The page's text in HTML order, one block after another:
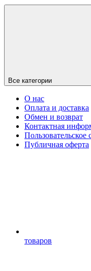
Все категории
О нас
Оплата и доставка
Обмен и возврат
Контактная
Пользовательское
Публичная оферта
товаров